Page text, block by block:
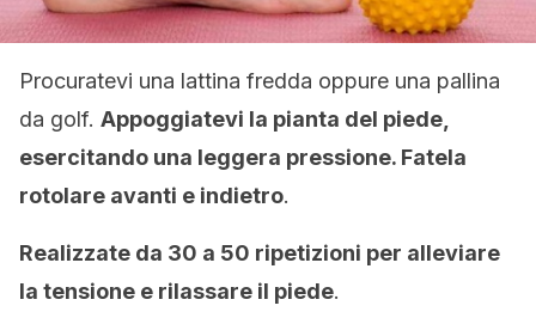
Procuratevi una lattina fredda oppure una pallina
da golf. Appoggiatevi la pianta del piede,
esercitando una leggera pressione. Fatela
rotolare avanti e indietro.
Realizzate da 30 a 50 ripetizioni per alleviare
la tensione e rilassare il piede.